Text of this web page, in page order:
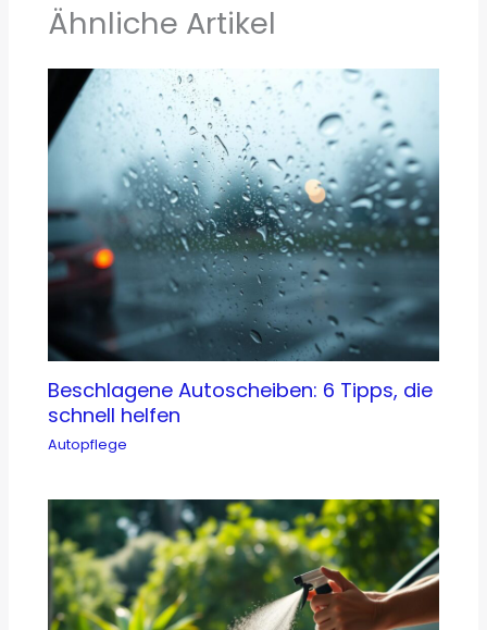
Ähnliche Artikel
Beschlagene Autoscheiben: 6 Tipps, die
schnell helfen
Autopflege